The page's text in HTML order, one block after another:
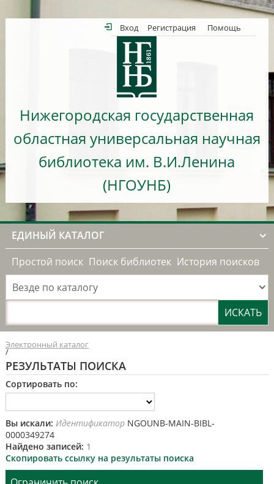
Вход Регистрация Помощь
Нижегородская государственная
областная универсальная научная
библиотека им. В.И.Ленина
(НГОУНБ)
ЕДИНЫЙ КАТАЛОГ
Простой поиск Поиск библиотек История поисков
Везде по каталогу
Электронный каталог
/
РЕЗУЛЬТАТЫ ПОИСКА
Сортировать по:
Вы искали: ИдентификаторNGOUNB-MAIN-BIBL-
0000349274
Найдено записей: 1
Скопировать ссылку на результаты поиска